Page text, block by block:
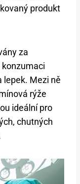
produkt
za
konzumaci
lepek. Mezi ně
rýže
ideální pro
chutných